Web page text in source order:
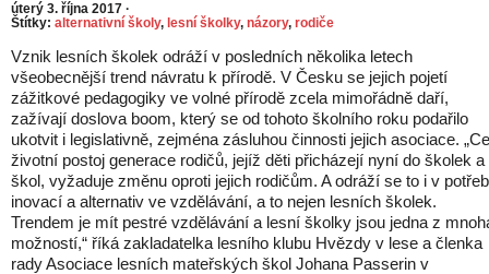
úterý 3. října 2017 ·
Štítky: alternativní školy, lesní školky, názory, rodiče
Vznik lesních školek odráží v posledních několika letech
všeobecnější trend návratu k přírodě. V Česku se jejich pojetí
zážitkové pedagogiky ve volné přírodě zcela mimořádně daří,
zažívají doslova boom, který se od tohoto školního roku podařilo
ukotvit i legislativně, zejména zásluhou činnosti jejich asociace.
životní postoj generace rodičů, jejíž děti přicházejí nyní do školek a
škol, vyžaduje změnu oproti jejich rodičům. A odráží se to i v
inovací a alternativ ve vzdělávání, a to nejen lesních školek.
Trendem je mít pestré vzdělávání a lesní školky jsou jedna z
možností,“ říká zakladatelka lesního klubu Hvězdy v lese a členka
rady Asociace lesních mateřských škol Johana Passerin v